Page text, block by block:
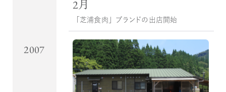
2月
「芝浦食肉」ブランドの出店開始
2007